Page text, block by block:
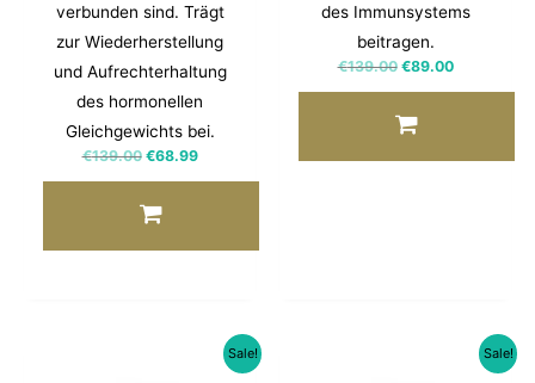
verbunden sind. Trägt
zur Wiederherstellung
und Aufrechterhaltung
des hormonellen
Gleichgewichts bei.
€139.00 €68.99
des Immunsystems
beitragen.
€139.00 €89.00
Sale! Sale!